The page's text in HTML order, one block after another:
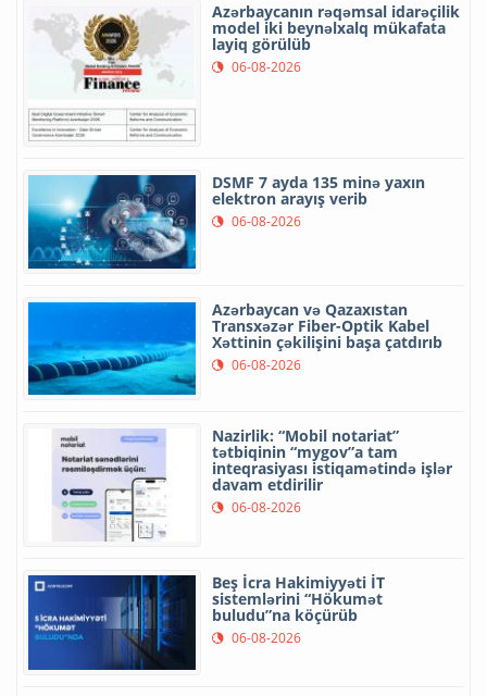
Azərbaycanın rəqəmsal idarəçilik
model iki beynəlxalq mükafata
layiq görülüb
06-08-2026
DSMF 7 ayda 135 minə yaxın
elektron arayış verib
06-08-2026
Azərbaycan və Qazaxıstan
Transxəzər Fiber-Optik Kabel
Xəttinin çəkilişini başa çatdırıb
06-08-2026
Nazirlik: “Mobil notariat”
tətbiqinin “mygov”a tam
inteqrasiyası istiqamətində işlər
davam etdirilir
06-08-2026
Beş İcra Hakimiyyəti İT
sistemlərini “Hökumət
buludu”na köçürüb
06-08-2026